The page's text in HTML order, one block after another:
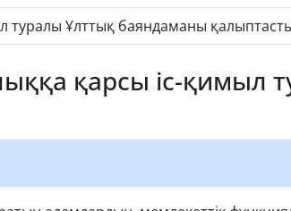
туралы Ұлттық баяндаманы
қарсы іс-қимыл